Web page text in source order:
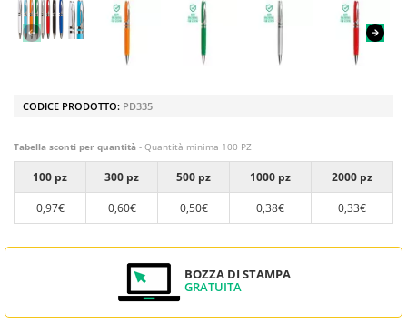
CODICE PRODOTTO: PD335
Tabella sconti per quantità - Quantità minima 100 PZ
100 pz 300 pz 500 pz 1000 pz
2000 pz
0,97€
0,60€ 0,50€ 0,38€ 0,33€
BOZZA DI STAMPA
GRATUITA